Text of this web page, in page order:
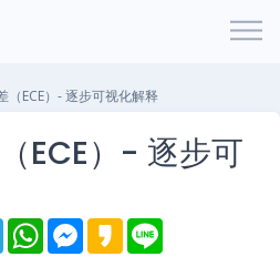
（ECE）- 逐步可视化解释
ECE）- 逐步可
T
e
W
h
M
e
K
a